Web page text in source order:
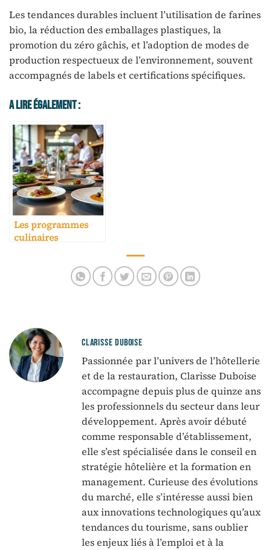
Les tendances durables incluent l’utilisation de farines
bio, la réduction des emballages plastiques, la
promotion du zéro gâchis, et l’adoption de modes de
production respectueux de l’environnement, souvent
accompagnés de labels et certifications spécifiques.
A Lire Également :
Les programmes
culinaires
CLARISSE DUBOISE
Passionnée par l’univers de l’hôtellerie
et de la restauration, Clarisse Duboise
accompagne depuis plus de quinze ans
les professionnels du secteur dans leur
développement. Après avoir débuté
comme responsable d’établissement,
elle s’est spécialisée dans le conseil en
stratégie hôtelière et la formation en
management. Curieuse des évolutions
du marché, elle s’intéresse aussi bien
aux innovations technologiques qu’aux
tendances du tourisme, sans oublier
les enjeux liés à l’emploi et à la